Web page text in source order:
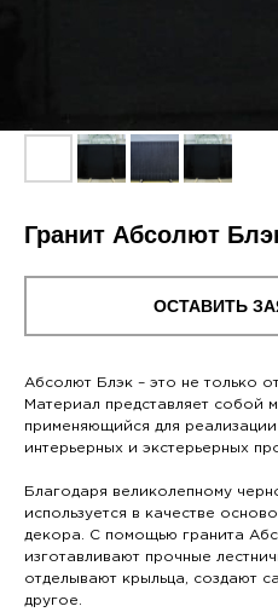
Гранит Абсолют
ОСТАВИТЬ
Абсолют Блэк – это не только
Материал представляет собой
применяющийся для
интерьерных и экстерьерных
Благодаря великолепному
используется в качестве
декора. С помощью гранита
изготавливают прочные
отделывают крыльца, создают
другое.